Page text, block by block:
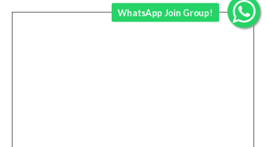
WhatsApp Join Group!